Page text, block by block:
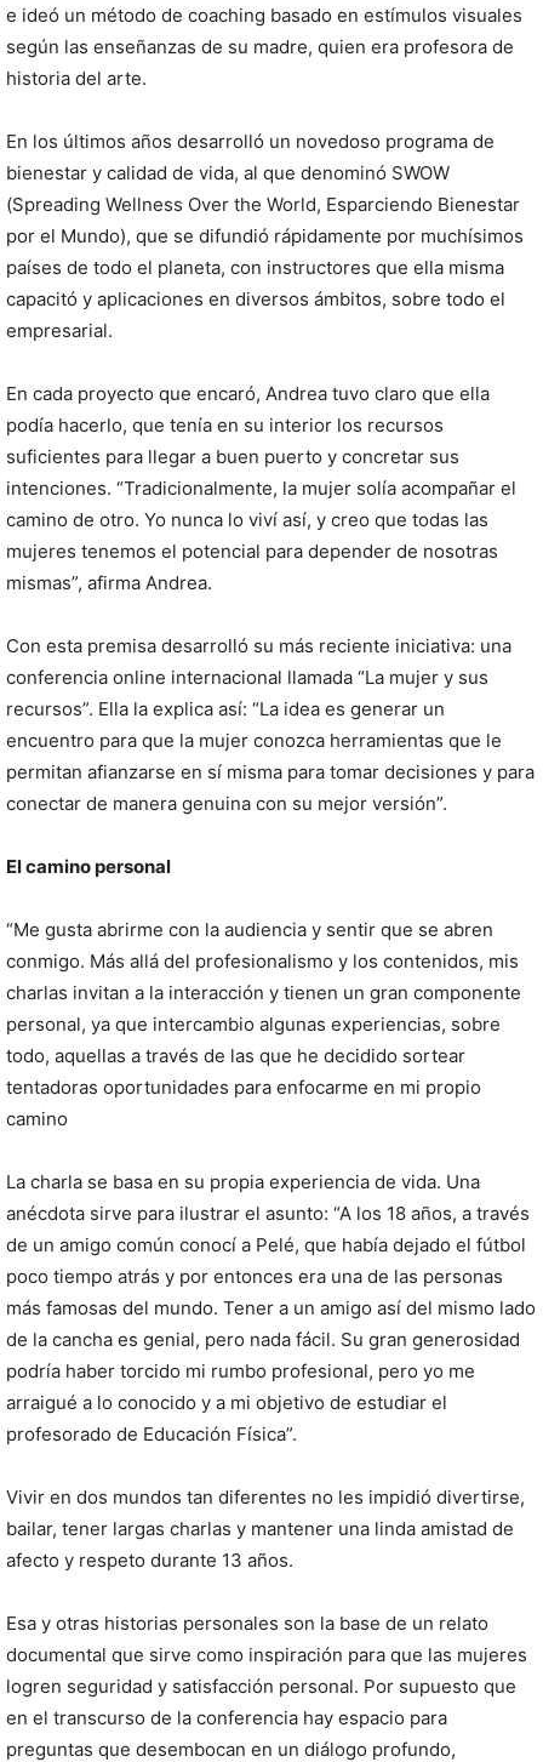
e ideó un método de coaching basado en estímulos visuales
según las enseñanzas de su madre, quien era profesora de
historia del arte.
En los últimos años desarrolló un novedoso programa de
bienestar y calidad de vida, al que denominó SWOW
(Spreading Wellness Over the World, Esparciendo Bienestar
por el Mundo), que se difundió rápidamente por muchísimos
países de todo el planeta, con instructores que ella misma
capacitó y aplicaciones en diversos ámbitos, sobre todo el
empresarial.
En cada proyecto que encaró, Andrea tuvo claro que ella
podía hacerlo, que tenía en su interior los recursos
suficientes para llegar a buen puerto y concretar sus
intenciones. “Tradicionalmente, la mujer solía acompañar el
camino de otro. Yo nunca lo viví así, y creo que todas las
mujeres tenemos el potencial para depender de nosotras
mismas”, afirma Andrea.
Con esta premisa desarrolló su más reciente iniciativa: una
conferencia online internacional llamada “La mujer y sus
recursos”. Ella la explica así: “La idea es generar un
encuentro para que la mujer conozca herramientas que le
permitan afianzarse en sí misma para tomar decisiones y para
conectar de manera genuina con su mejor versión”.
El camino personal
“Me gusta abrirme con la audiencia y sentir que se abren
conmigo. Más allá del profesionalismo y los contenidos, mis
charlas invitan a la interacción y tienen un gran componente
personal, ya que intercambio algunas experiencias, sobre
todo, aquellas a través de las que he decidido sortear
tentadoras oportunidades para enfocarme en mi propio
camino
La charla se basa en su propia experiencia de vida. Una
anécdota sirve para ilustrar el asunto: “A los 18 años, a través
de un amigo común conocí a Pelé, que había dejado el fútbol
poco tiempo atrás y por entonces era una de las personas
más famosas del mundo. Tener a un amigo así del mismo lado
de la cancha es genial, pero nada fácil. Su gran generosidad
podría haber torcido mi rumbo profesional, pero yo me
arraigué a lo conocido y a mi objetivo de estudiar el
profesorado de Educación Física”.
Vivir en dos mundos tan diferentes no les impidió divertirse,
bailar, tener largas charlas y mantener una linda amistad de
afecto y respeto durante 13 años.
Esa y otras historias personales son la base de un relato
documental que sirve como inspiración para que las mujeres
logren seguridad y satisfacción personal. Por supuesto que
en el transcurso de la conferencia hay espacio para
preguntas que desembocan en un diálogo profundo,